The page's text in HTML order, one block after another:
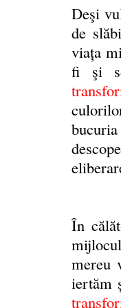
Deşi
de
viața
fi şi
În
mereu
iertăm